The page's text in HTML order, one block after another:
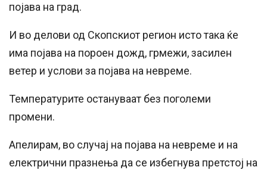
појава на град.
И во делови од Скопскиот регион исто така ќе
има појава на пороен дожд, грмежи, засилен
ветер и услови за појава на невреме.
Температурите остануваат без поголеми
промени.
Апелирам, во случај на појава на невреме и на
електрични празнења да се избегнува претстој на